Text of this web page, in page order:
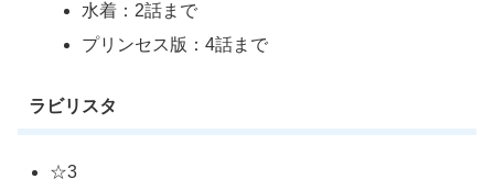
水着：2話まで
プリンセス版：4話まで
ラビリスタ
☆3